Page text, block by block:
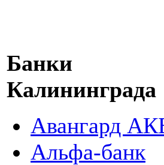
Банки
Калининграда
Авангард
Альфа-банк